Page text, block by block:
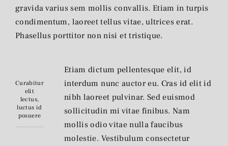
gravida varius sem mollis convallis. Etiam in turpis
condimentum, laoreet tellus vitae, ultrices erat.
Phasellus porttitor non nisi et tristique.
Curabitur
elit
lectus,
luctus id
posuere
Etiam dictum pellentesque elit, id
interdum nunc auctor eu. Cras id elit id
nibh laoreet pulvinar. Sed euismod
sollicitudin mi vitae finibus. Nam
mollis odio vitae nulla faucibus
molestie. Vestibulum consectetur